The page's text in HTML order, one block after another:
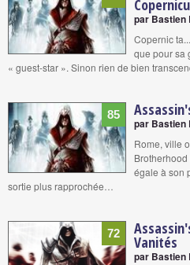
par Bastien
Copernic
que pour sa
« guest-star ». Sinon rien de bien
85
par Bastien
Rome, ville
égale à son
sortie plus rapprochée…
72 Vanités
par Bastien